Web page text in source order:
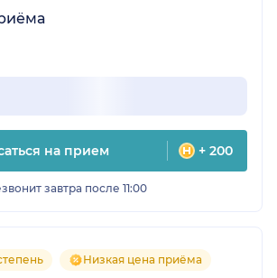
на прием + 200
завтра после 11:00
Низкая цена приёма